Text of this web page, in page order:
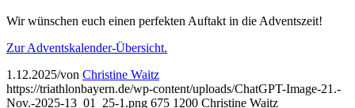
Wir wünschen euch einen perfekten Auftakt in die Adventszeit!
Zur Adventskalender-Übersicht.
1.12.2025/von Christine Waitz
https://triathlonbayern.de/wp-content/uploads/ChatGPT-Image-21.-
Nov.-2025-13_01_25-1.png 675 1200 Christine Waitz